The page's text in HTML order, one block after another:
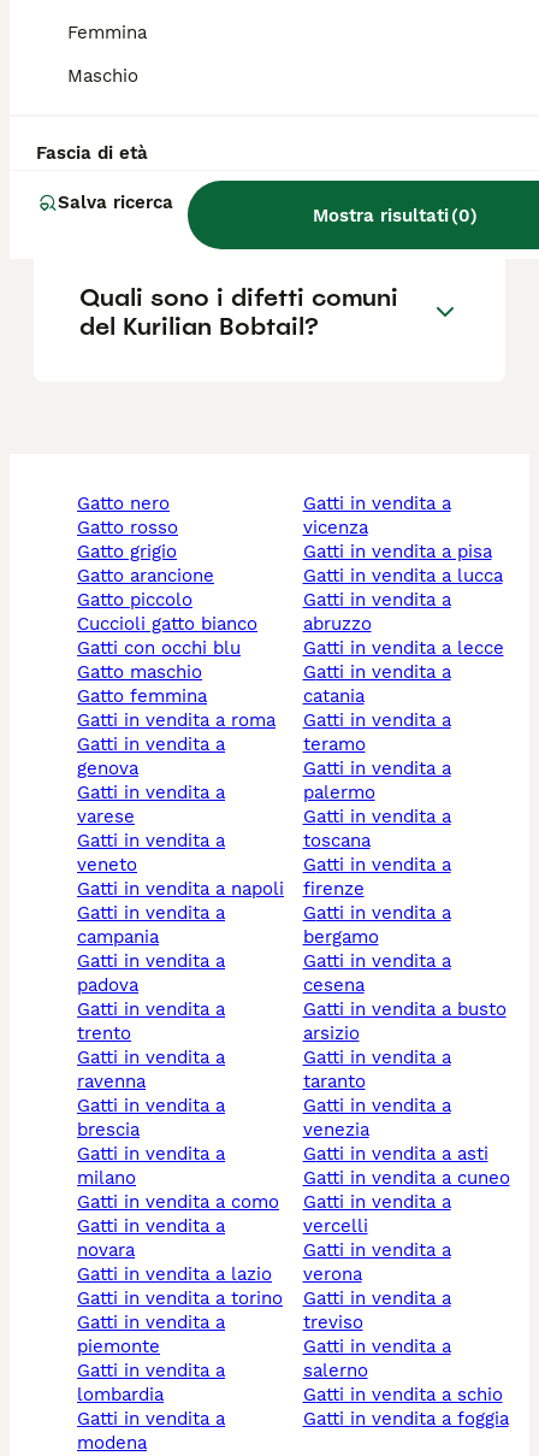
Femmina
Maschio
Fascia di età
Salva ricerca
Mostra risultati(0)
Kurilian Bobtail quanto vive?
Quanto costa un gatto
Kurilian Bobtail?
Quali sono i difetti comuni
del Kurilian Bobtail?
gatto nero
gatto rosso
gatto grigio
gatto arancione
gatto piccolo
cuccioli gatto bianco
gatti con occhi blu
gatto maschio
gatto femmina
gatti in vendita a roma
gatti in vendita a
genova
gatti in vendita a
varese
gatti in vendita a
veneto
gatti in vendita a napoli
gatti in vendita a
campania
gatti in vendita a
padova
gatti in vendita a
trento
gatti in vendita a
ravenna
gatti in vendita a
brescia
gatti in vendita a
milano
gatti in vendita a como
gatti in vendita a
novara
gatti in vendita a lazio
gatti in vendita a torino
gatti in vendita a
piemonte
gatti in vendita a
lombardia
gatti in vendita a
modena
gatti in vendita a
vicenza
gatti in vendita a pisa
gatti in vendita a lucca
gatti in vendita a
abruzzo
gatti in vendita a lecce
gatti in vendita a
catania
gatti in vendita a
teramo
gatti in vendita a
palermo
gatti in vendita a
toscana
gatti in vendita a
firenze
gatti in vendita a
bergamo
gatti in vendita a
cesena
gatti in vendita a busto
arsizio
gatti in vendita a
taranto
gatti in vendita a
venezia
gatti in vendita a asti
gatti in vendita a cuneo
gatti in vendita a
vercelli
gatti in vendita a
verona
gatti in vendita a
treviso
gatti in vendita a
salerno
gatti in vendita a schio
gatti in vendita a foggia